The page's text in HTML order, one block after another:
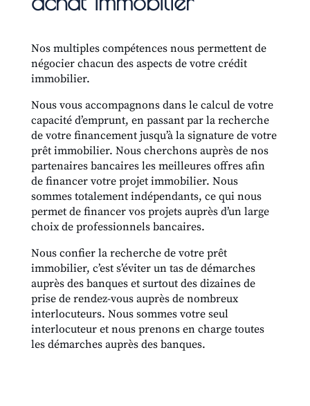
Nos multiples compétences nous permettent de
négocier chacun des aspects de votre crédit
immobilier.
Nous vous accompagnons dans le calcul de votre
capacité d’emprunt, en passant par la recherche
de votre financement jusqu’à la signature de votre
prêt immobilier. Nous cherchons auprès de nos
partenaires bancaires les meilleures offres afin
de financer votre projet immobilier. Nous
sommes totalement indépendants, ce qui nous
permet de financer vos projets auprès d’un large
choix de professionnels bancaires.
Nous confier la recherche de votre prêt
immobilier, c’est s’éviter un tas de démarches
auprès des banques et surtout des dizaines de
prise de rendez-vous auprès de nombreux
interlocuteurs. Nous sommes votre seul
interlocuteur et nous prenons en charge toutes
les démarches auprès des banques.